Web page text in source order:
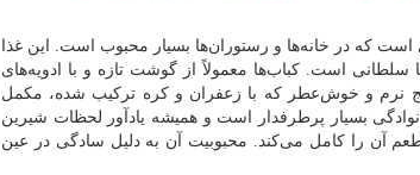
که در خانه‌ها و رستوران‌ها بسیار محبوب است. این غذا
سلطانی است. کباب‌ها معمولاً از گوشت تازه و با ادویه‌های
نرم و خوش‌عطر که با زعفران و کره ترکیب شده، مکمل
بسیار پرطرفدار است و همیشه یادآور لحظات شیرین
آن را کامل می‌کند. محبوبیت آن به دلیل سادگی در عین